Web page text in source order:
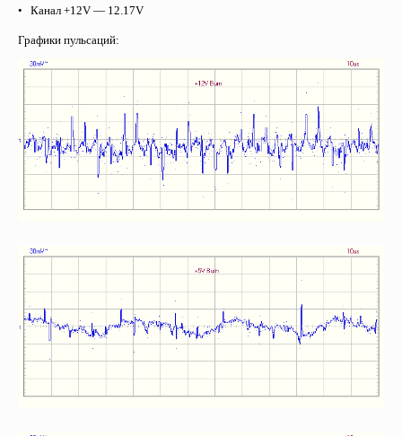
• Канал +12V — 12.17V
Графики пульсаций: